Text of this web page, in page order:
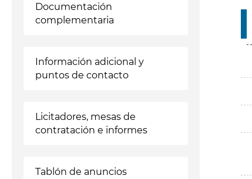
Documentación
complementaria
Información adicional y
puntos de contacto
Licitadores, mesas de
contratación e informes
Tablón de anuncios